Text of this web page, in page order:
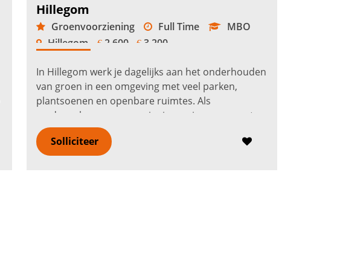
Hillegom
Groenvoorziening Full Time
MBO
Hillegom
€ 2.600 -€ 3.200
In Hillegom werk je dagelijks aan het onderhouden
van groen in een omgeving met veel parken,
plantsoenen en openbare ruimtes. Als
medewerker groenvoorziening ga je samen met
collega’s aan de slag binnen de gemeente...
verderSolliciteer